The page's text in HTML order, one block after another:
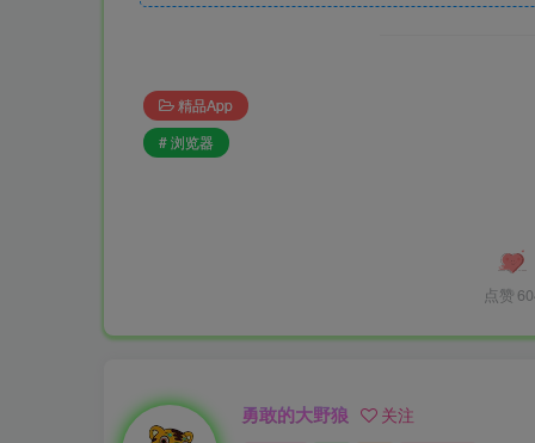
精品App
# 浏览器
点赞
勇敢的大野狼 关注